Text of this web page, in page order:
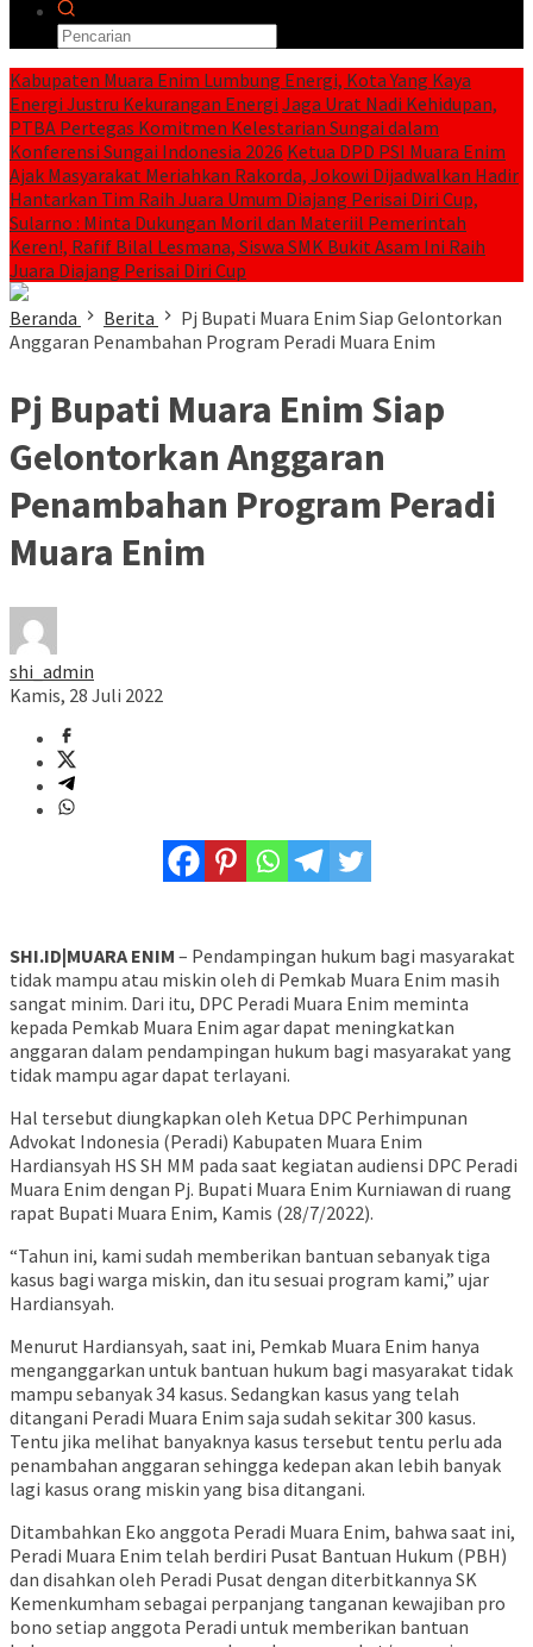
Kabupaten Muara Enim Lumbung Energi, Kota Yang Kaya
Energi Justru Kekurangan Energi Jaga Urat Nadi Kehidupan,
PTBA Pertegas Komitmen Kelestarian Sungai dalam
Konferensi Sungai Indonesia 2026 Ketua DPD PSI Muara Enim
Ajak Masyarakat Meriahkan Rakorda, Jokowi Dijadwalkan Hadir
Hantarkan Tim Raih Juara Umum Diajang Perisai Diri Cup,
Sularno : Minta Dukungan Moril dan Materiil Pemerintah
Keren!, Rafif Bilal Lesmana, Siswa SMK Bukit Asam Ini Raih
Juara Diajang Perisai Diri Cup
Beranda
Berita
Pj Bupati Muara Enim Siap Gelontorkan
Anggaran Penambahan Program Peradi Muara Enim
Pj Bupati Muara Enim Siap
Gelontorkan Anggaran
Penambahan Program Peradi
Muara Enim
shi_admin
Kamis, 28 Juli 2022
SHI.ID|MUARA ENIM – Pendampingan hukum bagi masyarakat
tidak mampu atau miskin oleh di Pemkab Muara Enim masih
sangat minim. Dari itu, DPC Peradi Muara Enim meminta
kepada Pemkab Muara Enim agar dapat meningkatkan
anggaran dalam pendampingan hukum bagi masyarakat yang
tidak mampu agar dapat terlayani.
Hal tersebut diungkapkan oleh Ketua DPC Perhimpunan
Advokat Indonesia (Peradi) Kabupaten Muara Enim
Hardiansyah HS SH MM pada saat kegiatan audiensi DPC Peradi
Muara Enim dengan Pj. Bupati Muara Enim Kurniawan di ruang
rapat Bupati Muara Enim, Kamis (28/7/2022).
“Tahun ini, kami sudah memberikan bantuan sebanyak tiga
kasus bagi warga miskin, dan itu sesuai program kami,” ujar
Hardiansyah.
Menurut Hardiansyah, saat ini, Pemkab Muara Enim hanya
menganggarkan untuk bantuan hukum bagi masyarakat tidak
mampu sebanyak 34 kasus. Sedangkan kasus yang telah
ditangani Peradi Muara Enim saja sudah sekitar 300 kasus.
Tentu jika melihat banyaknya kasus tersebut tentu perlu ada
penambahan anggaran sehingga kedepan akan lebih banyak
lagi kasus orang miskin yang bisa ditangani.
Ditambahkan Eko anggota Peradi Muara Enim, bahwa saat ini,
Peradi Muara Enim telah berdiri Pusat Bantuan Hukum (PBH)
dan disahkan oleh Peradi Pusat dengan diterbitkannya SK
Kemenkumham sebagai perpanjang tanganan kewajiban pro
bono setiap anggota Peradi untuk memberikan bantuan